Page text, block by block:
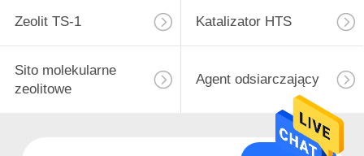
Zeolit ​​TS-1 Katalizator HTS
Sito molekularne
zeolitowe
Agent odsiarczający